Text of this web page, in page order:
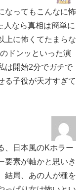
なってもこんなに怖
人なら真相は簡単に
上に怖くてたまらな
ドンッといった演
は開始2分でガチで
る子役が天才すぎて
、日本風のKホラー
要素が軸かと思いき
結局、あの人が種を